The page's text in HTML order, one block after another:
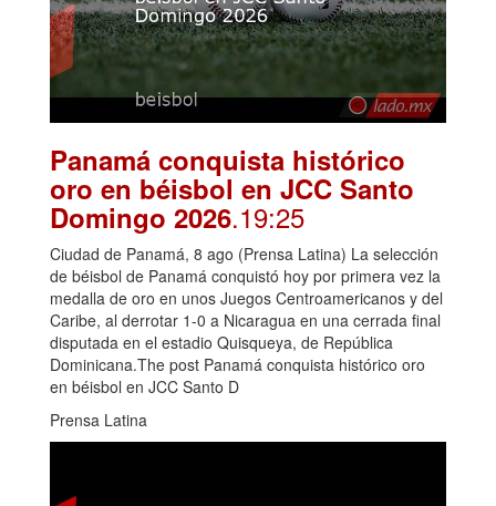
Panamá conquista histórico
oro en béisbol en JCC Santo
Domingo 2026.19:25
Ciudad de Panamá, 8 ago (Prensa Latina) La selección
de béisbol de Panamá conquistó hoy por primera vez la
medalla de oro en unos Juegos Centroamericanos y del
Caribe, al derrotar 1-0 a Nicaragua en una cerrada final
disputada en el estadio Quisqueya, de República
Dominicana.The post Panamá conquista histórico oro
en béisbol en JCC Santo D
Prensa Latina